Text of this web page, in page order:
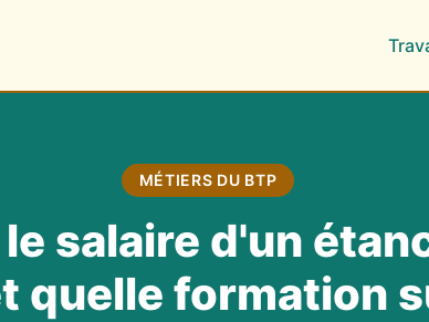
MÉTIERS DU BTP
salaire d'un
quelle formation